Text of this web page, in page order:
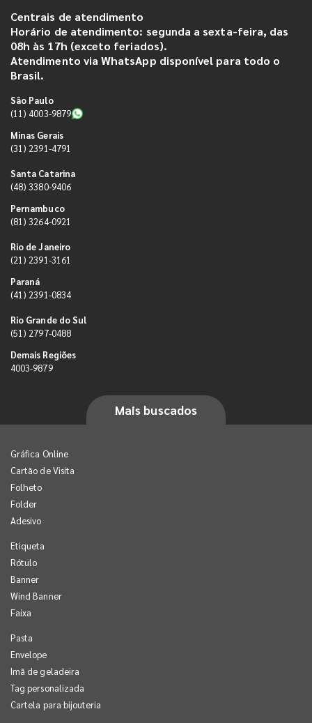
Centrais de atendimento
Horário de atendimento: segunda a sexta-feira, das
08h às 17h (exceto feriados).
Atendimento via WhatsApp disponível para todo o
Brasil.
São Paulo
(11) 4003-9879
Minas Gerais
(31) 2391-4791
Santa Catarina
(48) 3380-9406
Pernambuco
(81) 3264-0921
Rio de Janeiro
(21) 2391-3161
Paraná
(41) 2391-0834
Rio Grande do Sul
(51) 2797-0488
Demais Regiões
4003-9879
Mais buscados
Gráfica Online
Cartão de Visita
Folheto
Folder
Adesivo
Etiqueta
Rótulo
Banner
Wind Banner
Faixa
Pasta
Envelope
Imã de geladeira
Tag personalizada
Cartela para bijouteria